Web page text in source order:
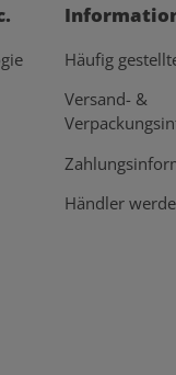
Häufig
Versand- &
Händler